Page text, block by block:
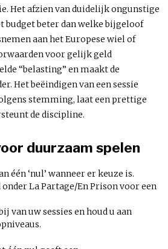
Het afzien van duidelijk ongunstige
budget beter dan welke bijgeloof
aan het Europese wiel of
voor gelijk geld
“belasting” en maakt de
Het beëindigen van een sessie
stemming, laat een prettige
de discipline.
duurzaam spelen
één ‘nul’ wanneer er keuze is.
La Partage/En Prison voor een
van uw sessies en houd u aan